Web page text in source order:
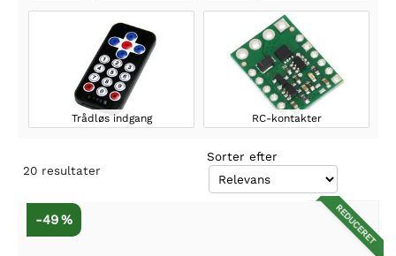
Trådløs indgang RC-kontakter
20 resultater
Sorter efter
REDUCERET
-49 %